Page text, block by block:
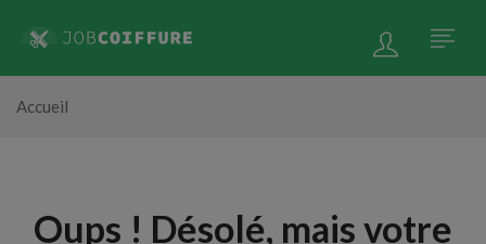
Accueil
Oups ! Désolé, mais votre